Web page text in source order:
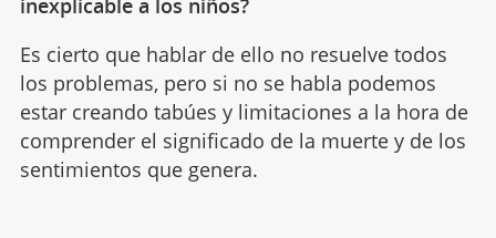
inexplicable a los niños?
Es cierto que hablar de ello no resuelve todos
los problemas, pero si no se habla podemos
estar creando tabúes y limitaciones a la hora de
comprender el significado de la muerte y de los
sentimientos que genera.